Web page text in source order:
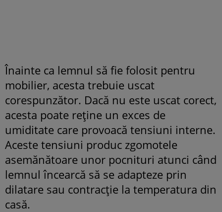
Înainte ca lemnul să fie folosit pentru
mobilier, acesta trebuie uscat
corespunzător. Dacă nu este uscat corect,
acesta poate reține un exces de
umiditate care provoacă tensiuni interne.
Aceste tensiuni produc zgomotele
asemănătoare unor pocnituri atunci când
lemnul încearcă să se adapteze prin
dilatare sau contracție la temperatura din
casă.